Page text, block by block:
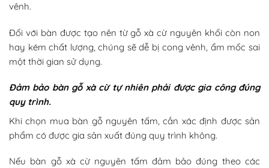
vênh.
Đối với bàn được tạo nên từ gỗ xà cừ nguyên khối còn non
hay kém chất lượng, chúng sẽ dễ bị cong vênh, ẩm mốc sai
một thời gian sử dụng.
Đảm bảo bàn gỗ xà cừ tự nhiên phải được gia công đúng
quy trình.
Khi chọn mua bàn gỗ nguyên tấm, cần xác định được sản
phẩm có được gia sản xuất đúng quy trình không.
Nếu bàn gỗ xà cừ nguyên tấm đảm bảo đúng theo các